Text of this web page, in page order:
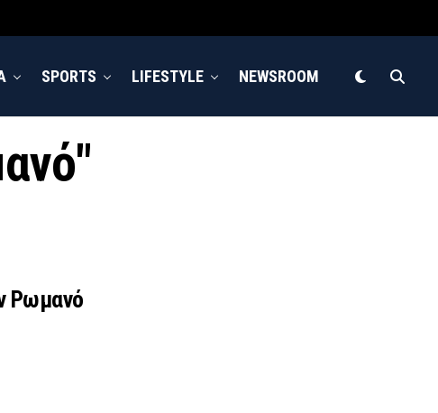
SPORTS LIFESTYLE NEWSROOM
Ρωμανό